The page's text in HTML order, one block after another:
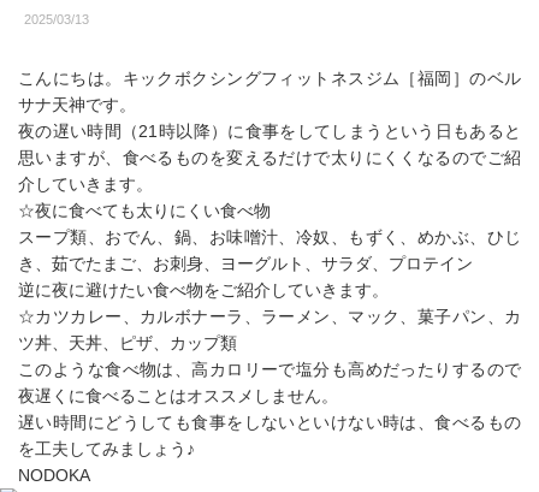
2025/03/13
こんにちは。キックボクシングフィットネスジム［福岡］のベル
サナ天神です。
夜の遅い時間（21時以降）に食事をしてしまうという日もあると
思いますが、食べるものを変えるだけで太りにくくなるのでご紹
介していきます。
☆夜に食べても太りにくい食べ物
スープ類、おでん、鍋、お味噌汁、冷奴、もずく、めかぶ、ひじ
き、茹でたまご、お刺身、ヨーグルト、サラダ、プロテイン
逆に夜に避けたい食べ物をご紹介していきます。
☆カツカレー、カルボナーラ、ラーメン、マック、菓子パン、カ
ツ丼、天丼、ピザ、カップ類
このような食べ物は、高カロリーで塩分も高めだったりするので
夜遅くに食べることはオススメしません。
遅い時間にどうしても食事をしないといけない時は、食べるもの
を工夫してみましょう♪
NODOKA